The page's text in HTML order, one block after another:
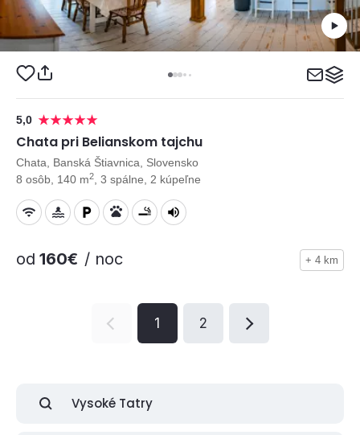
5,0
Chata pri Belianskom tajchu
Chata, Banská Štiavnica, Slovensko
8 osôb, 140 m2 , 3 spálne, 2 kúpeľne
od 160€ / noc + 4 km
1 2
Vysoké Tatry